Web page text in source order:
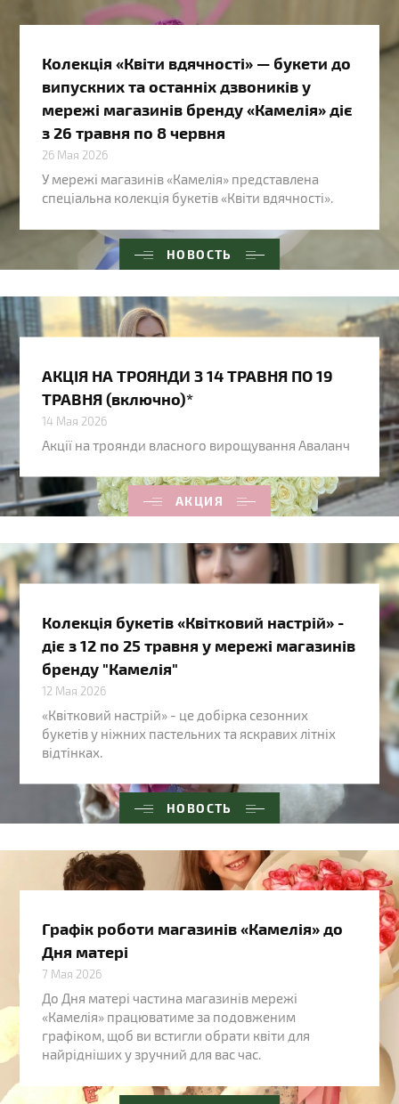
НОВОСТЬ
Колекція «Квіти вдячності» — букети до
випускних та останніх дзвоників у
мережі магазинів бренду «Камелія» діє
з 26 травня по 8 червня
26 Мая 2026
У мережі магазинів «Камелія» представлена
спеціальна колекція букетів «Квіти вдячності».
АКЦИЯ
АКЦІЯ НА ТРОЯНДИ З 14 ТРАВНЯ ПО 19
ТРАВНЯ (включно)*
14 Мая 2026
Акції на троянди власного вирощування Аваланч
НОВОСТЬ
Колекція букетів «Квітковий настрій» -
діє з 12 по 25 травня у мережі магазинів
бренду "Камелія"
12 Мая 2026
«Квітковий настрій» - це добірка сезонних
букетів у ніжних пастельних та яскравих літніх
відтінках.
Графік роботи магазинів «Камелія» до
Дня матері
7 Мая 2026
До Дня матері частина магазинів мережі
«Камелія» працюватиме за подовженим
графіком, щоб ви встигли обрати квіти для
найрідніших у зручний для вас час.